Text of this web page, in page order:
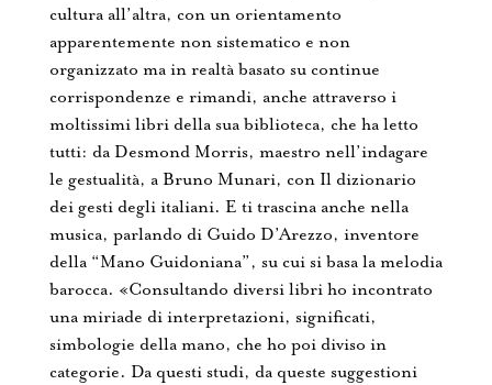
cultura all’altra, con un orientamento
apparentemente non sistematico e non
organizzato ma in realtà basato su continue
corrispondenze e rimandi, anche attraverso i
moltissimi libri della sua biblioteca, che ha letto
tutti: da Desmond Morris, maestro nell’indagare
le gestualità, a Bruno Munari, con Il dizionario
dei gesti degli italiani. E ti trascina anche nella
musica, parlando di Guido D’Arezzo, inventore
della “Mano Guidoniana”, su cui si basa la melodia
barocca. «Consultando diversi libri ho incontrato
una miriade di interpretazioni, significati,
simbologie della mano, che ho poi diviso in
categorie. Da questi studi, da queste suggestioni